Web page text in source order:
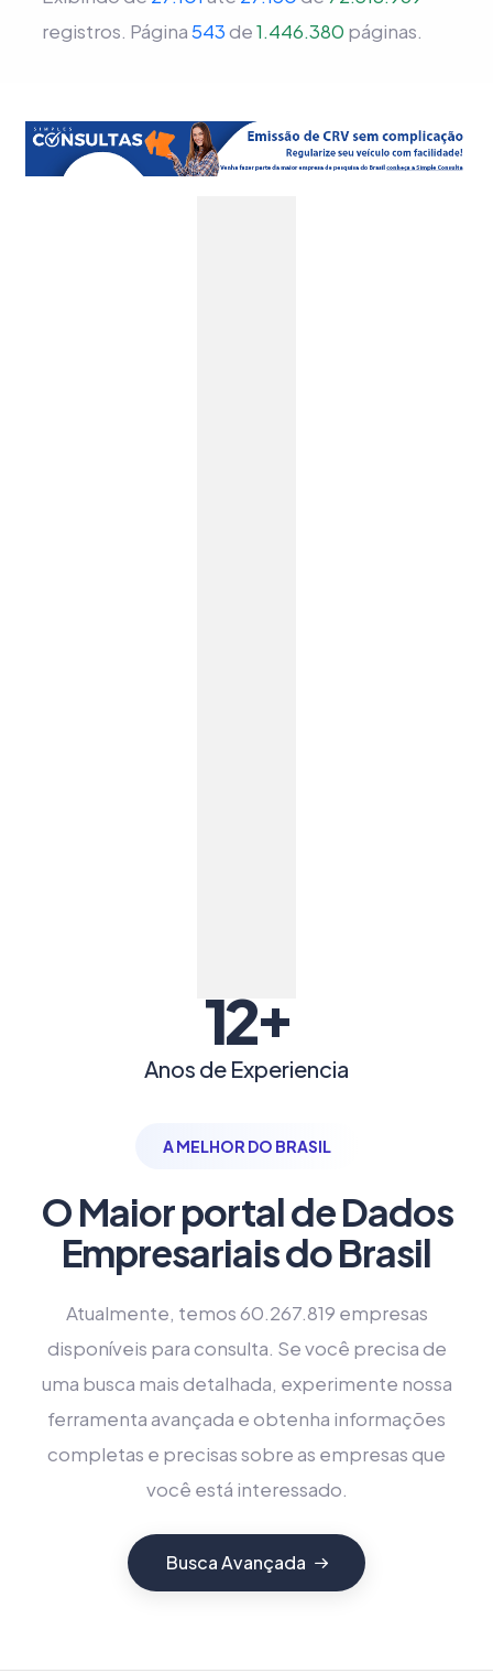
registros. Página543de1.446.380 páginas.
12+
Anos de Experiencia
A MELHOR DO BRASIL
O Maior portal de Dados
Empresariais do Brasil
Atualmente, temos 60.267.819 empresas
disponíveis para consulta. Se você precisa de
uma busca mais detalhada, experimente nossa
ferramenta avançada e obtenha informações
completas e precisas sobre as empresas que
você está interessado.
Busca Avançada